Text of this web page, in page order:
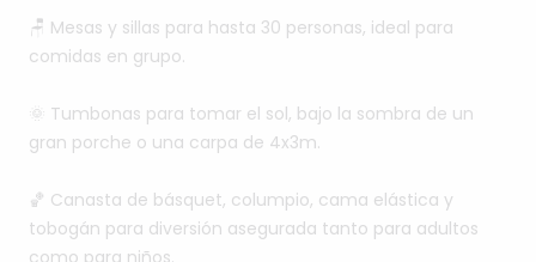
🪑 Mesas y sillas para hasta 30 personas, ideal para
comidas en grupo.
🌞 Tumbonas para tomar el sol, bajo la sombra de un
gran porche o una carpa de 4x3m.
🏀 Canasta de básquet, columpio, cama elástica y
tobogán para diversión asegurada tanto para adultos